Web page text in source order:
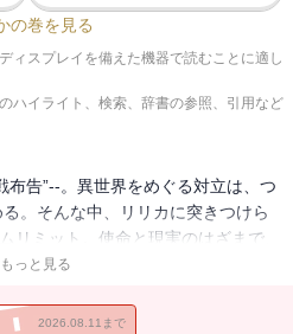
の巻を見る
ィスプレイを備えた機器で読むことに適し
ハイライト、検索、辞書の参照、引用など
布告”--。異世界をめぐる対立は、つ
。そんな中、リリカに突きつけら
リミット。使命と現実のはざまで、
想を掲げて駆け抜けた少女が、い
もっと見る
2026.08.11まで